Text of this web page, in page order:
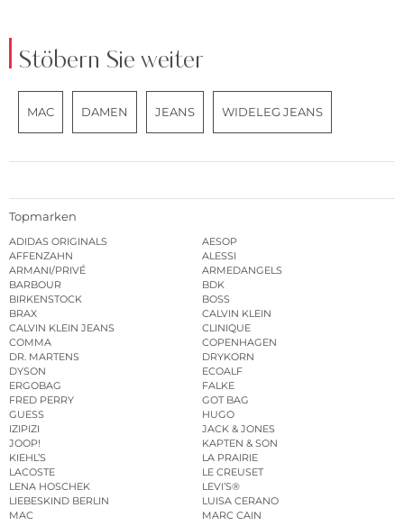
Stöbern Sie weiter
MAC DAMEN JEANS WIDELEG JEANS
Topmarken
ADIDAS ORIGINALS
AESOP
AFFENZAHN
ALESSI
ARMANI/PRIVÉ
ARMEDANGELS
BARBOUR
BDK
BIRKENSTOCK
BOSS
BRAX
CALVIN KLEIN
CALVIN KLEIN JEANS
CLINIQUE
COMMA
COPENHAGEN
DR. MARTENS
DRYKORN
DYSON
ECOALF
ERGOBAG
FALKE
FRED PERRY
GOT BAG
GUESS
HUGO
IZIPIZI
JACK & JONES
JOOP!
KAPTEN & SON
KIEHL’S
LA PRAIRIE
LACOSTE
LE CREUSET
LENA HOSCHEK
LEVI’S®
LIEBESKIND BERLIN
LUISA CERANO
MAC
MARC CAIN